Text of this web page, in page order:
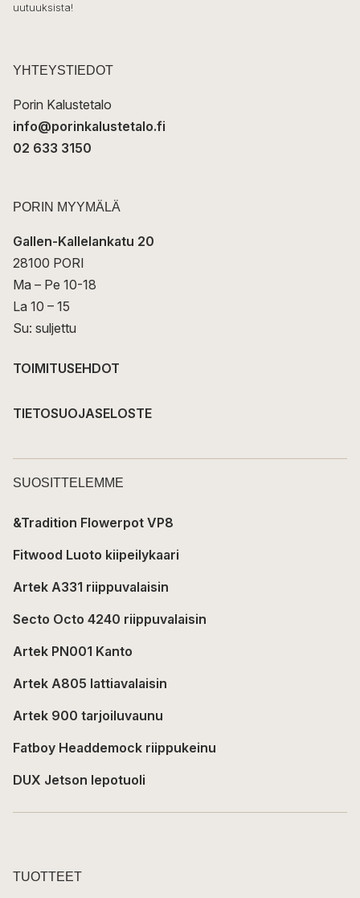
k
t
uutuuksista!
YHTEYSTIEDOT
Porin Kalustetalo
info@porinkalustetalo.fi
02 633 3150
PORIN MYYMÄLÄ
Gallen-Kallelankatu 20
28100 PORI
Ma – Pe 10-18
La 10 – 15
Su: suljettu
TOIMITUSEHDOT
TIETOSUOJASELOSTE
SUOSITTELEMME
&Tradition Flowerpot VP8
Fitwood Luoto kiipeilykaari
Artek A331 riippuvalaisin
Secto Octo 4240 riippuvalaisin
Artek PN001 Kanto
Artek A805 lattiavalaisin
Artek 900 tarjoiluvaunu
Fatboy Headdemock riippukeinu
DUX Jetson lepotuoli
TUOTTEET